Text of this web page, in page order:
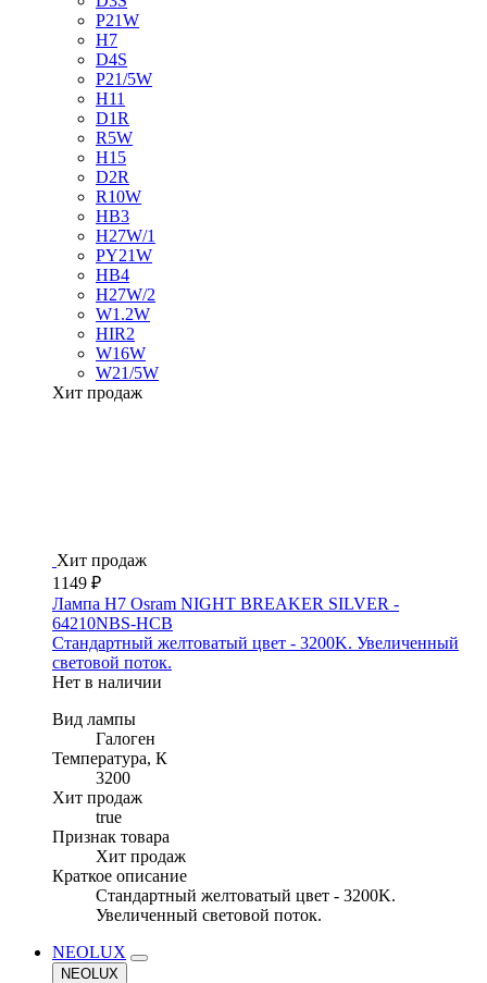
P21W
H7
D4S
P21/5W
H11
D1R
R5W
H15
D2R
R10W
HB3
H27W/1
PY21W
HB4
H27W/2
W1.2W
HIR2
W16W
W21/5W
Хит продаж
Хит продаж
1149 ₽
Лампа H7 Osram NIGHT BREAKER SILVER -
64210NBS-HCB
Стандартный желтоватый цвет - 3200K. Увеличенный
световой поток.
Нет в наличии
Вид лампы
Галоген
Температура, К
3200
Хит продаж
true
Признак товара
Хит продаж
Краткое описание
Стандартный желтоватый цвет - 3200K.
Увеличенный световой поток.
NEOLUX
NEOLUX